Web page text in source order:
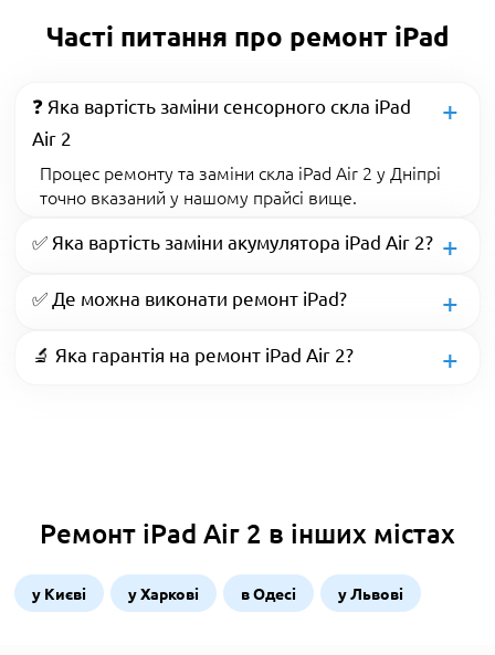
Часті питання про ремонт iPad
❓ Яка вартість заміни сенсорного скла iPad
Air 2
Процес ремонту та заміни скла iPad Air 2 у Дніпрі
точно вказаний у нашому прайсі вище.
✅ Яка вартість заміни акумулятора iPad Air 2?
✅ Де можна виконати ремонт iPad?
🔬 Яка гарантія на ремонт iPad Air 2?
Ремонт iPad Air 2 в інших містах
у Києві у Харкові в Одесі у Львові